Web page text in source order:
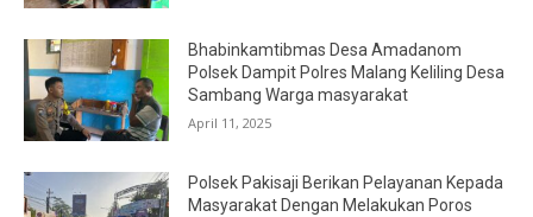
Bhabinkamtibmas Desa Amadanom
Polsek Dampit Polres Malang Keliling Desa
Sambang Warga masyarakat
April 11, 2025
Polsek Pakisaji Berikan Pelayanan Kepada
Masyarakat Dengan Melakukan Poros